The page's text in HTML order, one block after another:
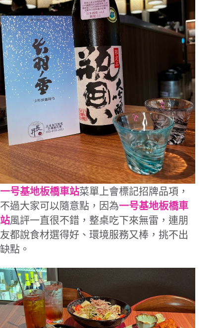
一号基地板橋車站菜單上會標記招牌品項，
不過大家可以隨意點，因為一号基地板橋車
站風評一直很不錯，整桌吃下來無雷，連朋
友都說食材選得好、環境服務又棒，挑不出
缺點。